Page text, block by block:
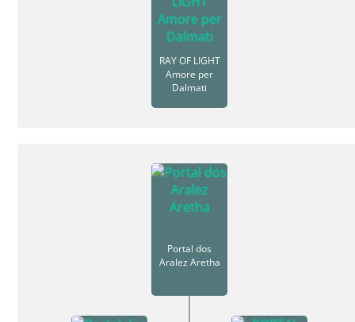
RAY OF LIGHT
Amore per
Dalmati
Portal dos
Aralez Aretha